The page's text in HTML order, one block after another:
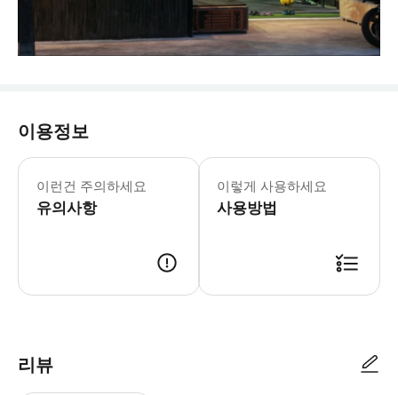
이용정보
이런건 주의하세요
유의사항
이렇게 사용하세요
사용방법
리뷰